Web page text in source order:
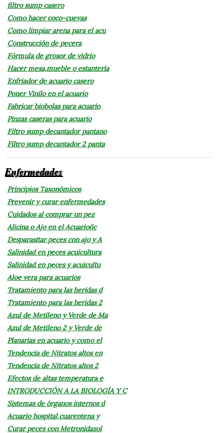
filtro sump casero
Como hacer coco-cuevas
Como limpiar arena para el acu
Construcción de pecera
Fórmula de grosor de vidrio
Hacer mesa,mueble o estantería
Enfriador de acuario casero
Poner Vinilo en el acuario
Fabricar biobolas para acuario
Pinzas caseras para acuario
Filtro sump decantador pantano
Filtro sump decantador 2 panta
Enfermedades
Principios Taxonómicos
Prevenir y curar enfermedades
Cuidados al comprar un pez
Alicina o Ajo en el Acuario(ic
Desparasitar peces con ajo y A
Salinidad en peces acuicultura
Salinidad en peces y acuicultu
Aloe vera para acuarios
Tratamiento para las heridas d
Tratamiento para las heridas 2
Azul de Metileno y Verde de Ma
Azul de Metileno 2 y Verde de
Planarias en acuario y como el
Tendencia de Nitratos altos en
Tendencia de Nitratos altos 2
Efectos de altas temperatura e
INTRODUCCIÓN A LA BIOLOGÍA Y C
Sistemas de órganos internos d
Acuario hospital,cuarentena y
Curar peces con Metronidazol